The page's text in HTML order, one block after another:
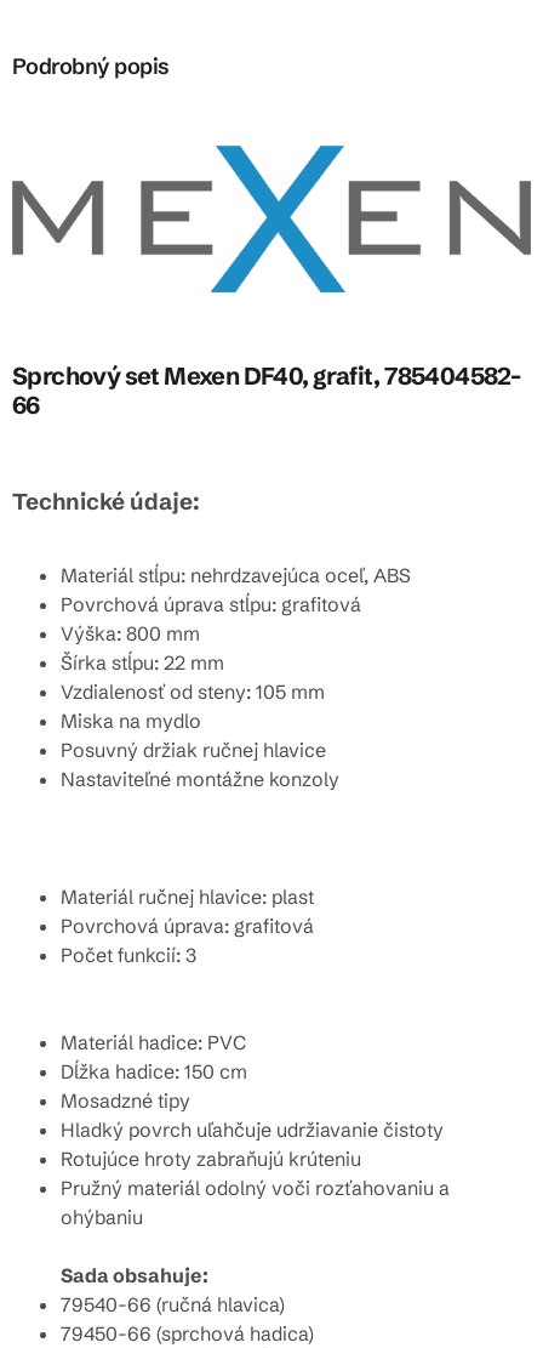
Podrobný popis
Sprchový set Mexen DF40, grafit, 785404582-
66
Technické údaje:
Materiál stĺpu: nehrdzavejúca oceľ, ABS
Povrchová úprava stĺpu: grafitová
Výška: 800 mm
Šírka stĺpu: 22 mm
Vzdialenosť od steny: 105 mm
Miska na mydlo
Posuvný držiak ručnej hlavice
Nastaviteľné montážne konzoly
Materiál ručnej hlavice: plast
Povrchová úprava: grafitová
Počet funkcií: 3
Materiál hadice: PVC
Dĺžka hadice: 150 cm
Mosadzné tipy
Hladký povrch uľahčuje udržiavanie čistoty
Rotujúce hroty zabraňujú krúteniu
Pružný materiál odolný voči rozťahovaniu a
ohýbaniu
Sada obsahuje:
79540-66 (ručná hlavica)
79450-66 (sprchová hadica)